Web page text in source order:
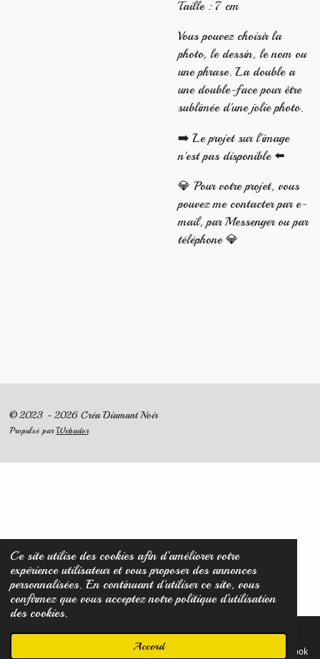
Ce site utilise des cookies afin d’améliorer votre
expérience utilisateur et vous proposer des annonces
personnalisées. En continuant d'utiliser ce site, vous
confirmez que vous acceptez notre politique d’utilisation
des cookies.
Accord
Taille : 7 cm
Vous pouvez choisir la
photo, le dessin, le nom ou
une phrase. La double a
une double-face pour être
sublimée d'une jolie photo.
➡️ Le projet sur l'image
n'est pas disponible ⬅️
💎 Pour votre projet, vous
pouvez me contacter par e-
mail, par Messenger ou par
téléphone 💎
© 2023 - 2026 Créa Diamant Noir
Propulsé par Webador
Carte Facebook